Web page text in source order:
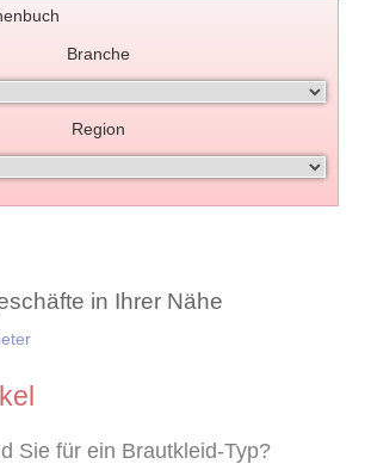
Branche
Region
in Ihrer Nähe
Sie für ein Brautkleid-Typ?